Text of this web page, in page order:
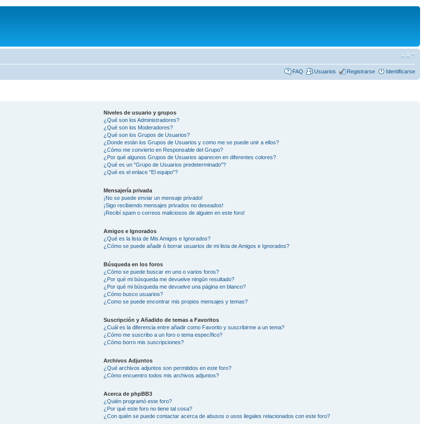
FAQ Usuarios Registrarse Identificarse
Niveles de usuario y grupos
¿Qué son los Administradores?
¿Qué son los Moderadores?
¿Qué son los Grupos de Usuarios?
¿Donde están los Grupos de Usuarios y como me se puede unir a ellos?
¿Cómo me convierto en Responsable del Grupo?
¿Por qué algunos Grupos de Usuarios aparecen en diferentes colores?
¿Qué es un "Grupo de Usuarios predeterminado"?
¿Qué es el enlace "El equipo"?
Mensajería privada
¡No se puede enviar un mensaje privado!
¡Sigo recibiendo mensajes privados no deseados!
¡Recibí spam o correos maliciosos de alguien en este foro!
Amigos e Ignorados
¿Qué es la lista de Mis Amigos e Ignorados?
¿Cómo se puede añadir ó borrar usuarios de mi lista de Amigos e Ignorados?
Búsqueda en los foros
¿Cómo se puede buscar en uno o varios foros?
¿Por qué mi búsqueda me devuelve ningún resultado?
¿Por qué mi búsqueda me devuelve una página en blanco?
¿Cómo busco usuarios?
¿Como se puede encontrar mis propios mensajes y temas?
Suscripción y Añadido de temas a Favoritos
¿Cuál es la diferencia entre añadir como Favorito y suscribirme a un tema?
¿Cómo me suscribo a un foro o tema específico?
¿Cómo borro mis suscripciones?
Archivos Adjuntos
¿Qué archivos adjuntos son permitidos en este foro?
¿Cómo encuentro todos mis archivos adjuntos?
Acerca de phpBB3
¿Quién programó este foro?
¿Por qué este foro no tiene tal cosa?
¿Con quién se puede contactar acerca de abusos o usos ilegales relacionados con este foro?